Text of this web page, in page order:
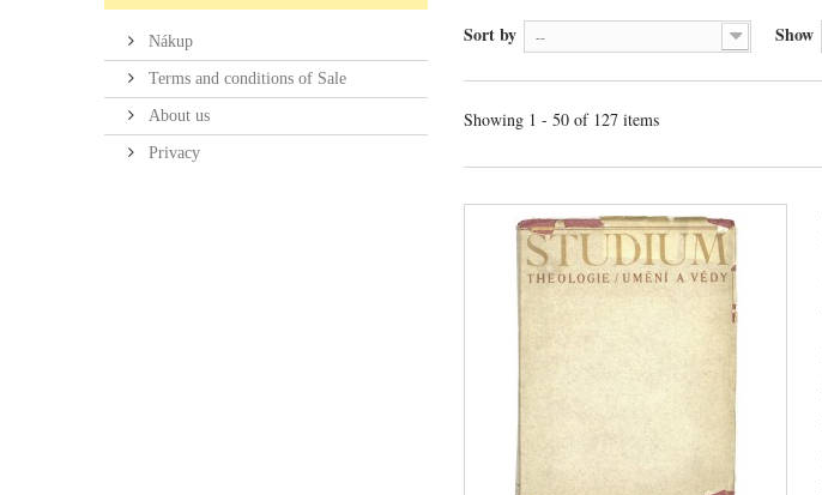
Nákup
Terms and conditions of Sale
About us
Privacy
Sort by -- Show
Showing 1 - 50 of 127 items